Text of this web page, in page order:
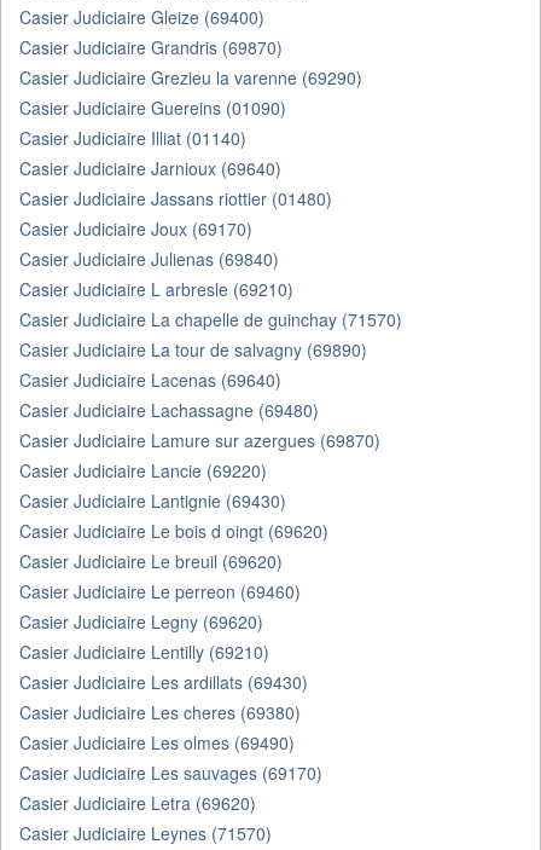
Casier Judiciaire Gleize (69400)
Casier Judiciaire Grandris (69870)
Casier Judiciaire Grezieu la varenne (69290)
Casier Judiciaire Guereins (01090)
Casier Judiciaire Illiat (01140)
Casier Judiciaire Jarnioux (69640)
Casier Judiciaire Jassans riottier (01480)
Casier Judiciaire Joux (69170)
Casier Judiciaire Julienas (69840)
Casier Judiciaire L arbresle (69210)
Casier Judiciaire La chapelle de guinchay (71570)
Casier Judiciaire La tour de salvagny (69890)
Casier Judiciaire Lacenas (69640)
Casier Judiciaire Lachassagne (69480)
Casier Judiciaire Lamure sur azergues (69870)
Casier Judiciaire Lancie (69220)
Casier Judiciaire Lantignie (69430)
Casier Judiciaire Le bois d oingt (69620)
Casier Judiciaire Le breuil (69620)
Casier Judiciaire Le perreon (69460)
Casier Judiciaire Legny (69620)
Casier Judiciaire Lentilly (69210)
Casier Judiciaire Les ardillats (69430)
Casier Judiciaire Les cheres (69380)
Casier Judiciaire Les olmes (69490)
Casier Judiciaire Les sauvages (69170)
Casier Judiciaire Letra (69620)
Casier Judiciaire Leynes (71570)